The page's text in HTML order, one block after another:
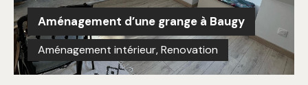
Aménagement d’une grange à Baugy
Aménagement intérieur,Renovation